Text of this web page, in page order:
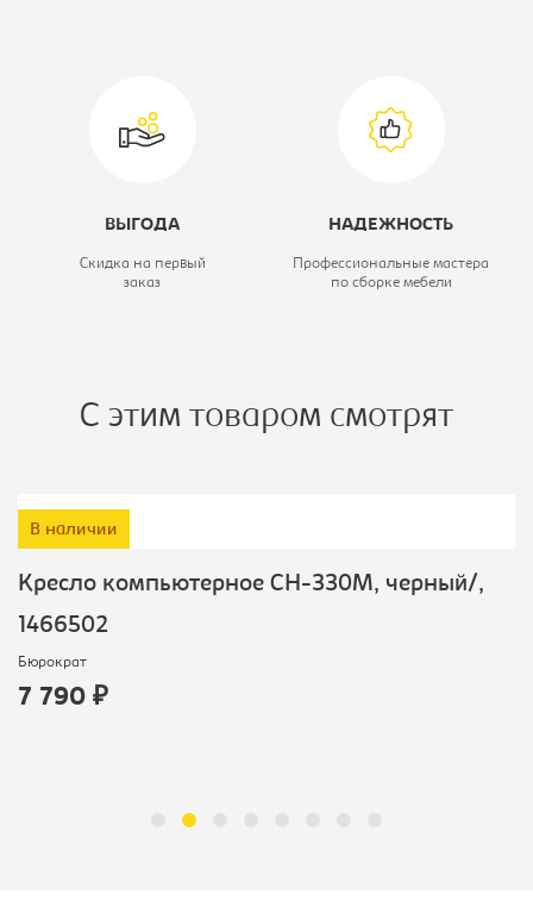
ВЫГОДА
Скидка на первый
заказ
НАДЕЖНОСТЬ
Профессиональные мастера
по сборке мебели
С этим товаром смотрят
В наличии
Кресло компьютерное CH-330M, черный/,
1466502
Бюрократ
7 790 ₽